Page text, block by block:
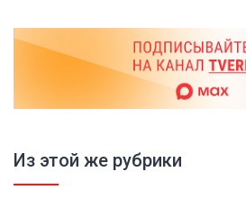
Из этой же рубрики